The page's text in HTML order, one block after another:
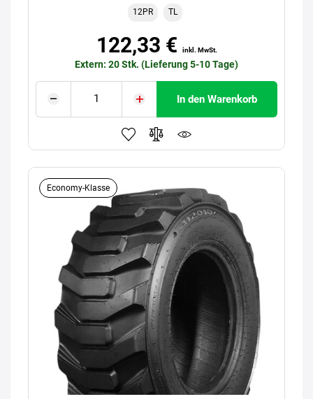
12PR TL
122,33 € inkl. MwSt.
Extern: 20 Stk. (Lieferung 5-10 Tage)
In den Warenkorb
Economy-Klasse